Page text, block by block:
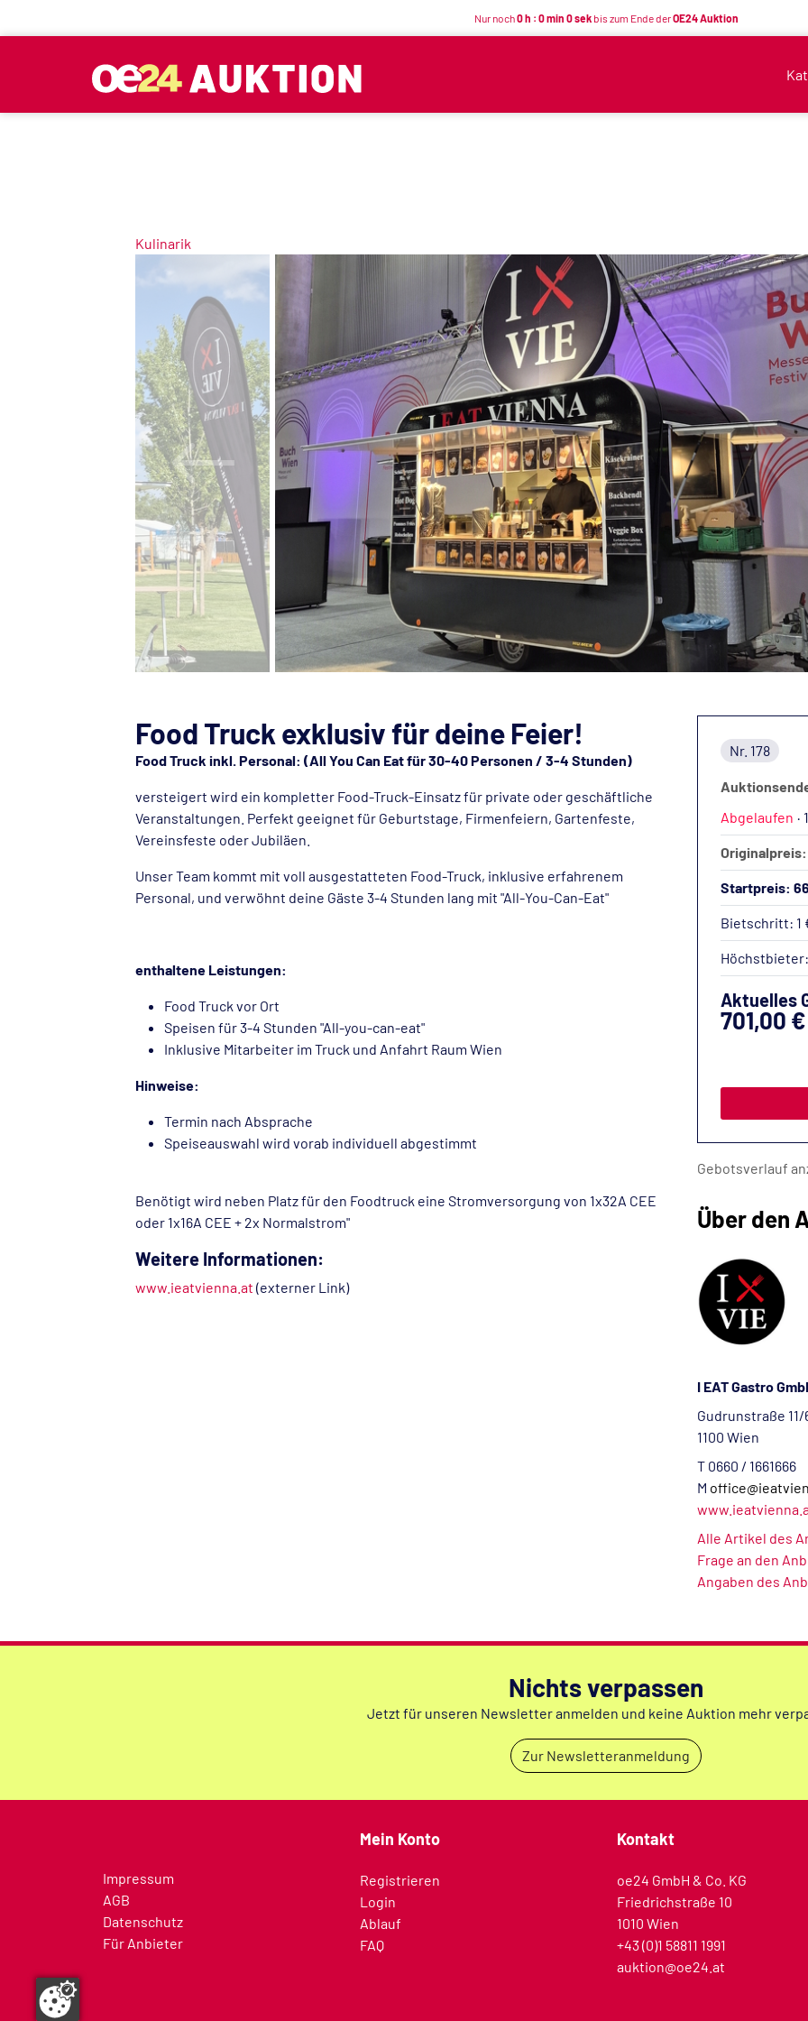
Nur noch0 h : 0 min 0 sekbis zum Ende derOE24 Auktion
Kulinarik
Nr. 178
Abgelaufen ·
Startpreis:
Bietschritt: 1
Aktuelles
701,00 €
Gebotsverlauf
Über den
I EAT Gastro
Gudrunstraße 11/
1100 Wien
T 0660 / 1661666
M
Alle Artikel des
Frage an den
Angaben des
Food Truck exklusiv für deine Feier!
Food Truck inkl. Personal: (All You Can Eat für 30-40 Personen / 3-4 Stunden)
versteigert wird ein kompletter Food-Truck-Einsatz für private oder geschäftliche
Veranstaltungen. Perfekt geeignet für Geburtstage, Firmenfeiern, Gartenfeste,
Vereinsfeste oder Jubiläen.
Unser Team kommt mit voll ausgestatteten Food-Truck, inklusive erfahrenem
Personal, und verwöhnt deine Gäste 3-4 Stunden lang mit "All-You-Can-Eat"
enthaltene Leistungen:
Food Truck vor Ort
Speisen für 3-4 Stunden "All-you-can-eat"
Inklusive Mitarbeiter im Truck und Anfahrt Raum Wien
Hinweise:
Termin nach Absprache
Speiseauswahl wird vorab individuell abgestimmt
Benötigt wird neben Platz für den Foodtruck eine Stromversorgung von 1x32A CEE
oder 1x16A CEE + 2x Normalstrom"
Weitere Informationen:
www.ieatvienna.at (externer Link)
Nichts verpassen
Jetzt für unseren Newsletter anmelden und keine Auktion mehr
Zur Newsletteranmeldung
Mein Konto
Registrieren
Login
Ablauf
FAQ
Kontakt
oe24 GmbH & Co. KG
Friedrichstraße 10
1010 Wien
+43 (0)1 58811 1991
auktion@oe24.at
Impressum
AGB
Datenschutz
Für Anbieter